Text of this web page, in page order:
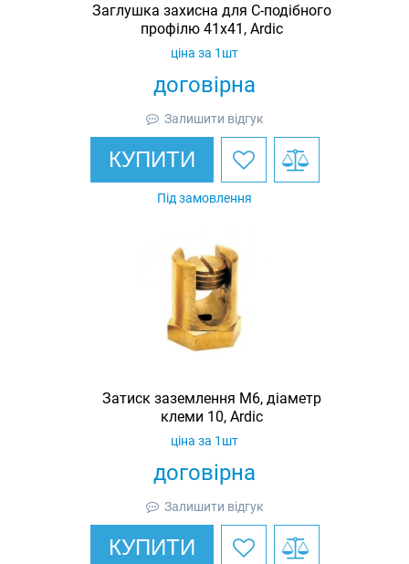
Заглушка захисна для С-подібного
профілю 41х41, Ardic
договірна
ціна за 1шт
Залишити відгук
КУПИТИ
Під замовлення
Затиск заземлення M6, діаметр
клеми 10, Ardic
договірна
ціна за 1шт
Залишити відгук
КУПИТИ